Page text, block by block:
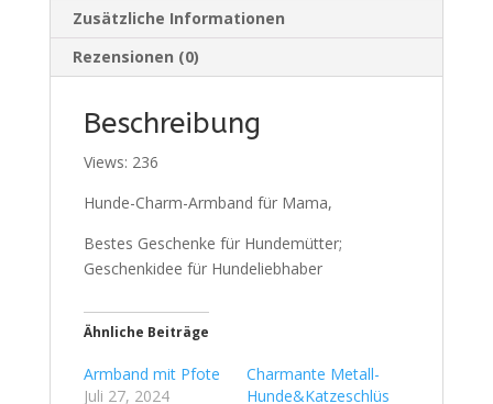
Zusätzliche Informationen
Rezensionen (0)
Beschreibung
Views: 236
Hunde-Charm-Armband für Mama,
Bestes Geschenke für Hundemütter;
Geschenkidee für Hundeliebhaber
Ähnliche Beiträge
Armband mit Pfote
Juli 27, 2024
Charmante Metall-
Hunde&Katzeschlüs